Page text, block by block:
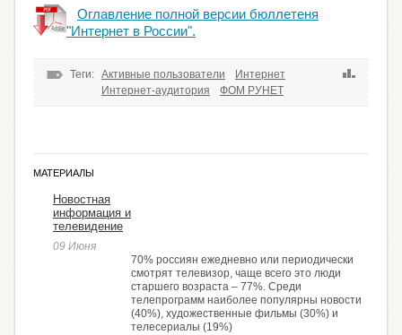
Оглавление полной версии бюллетеня
"Интернет в России".
Теги: Активные пользователи
Интернет
Интернет-аудитория
ФОМ РУНЕТ
МАТЕРИАЛЫ
Новостная
информация и
телевидение
09 Июня
70% россиян ежедневно или периодически
смотрят телевизор, чаще всего это люди
старшего возраста – 77%. Среди
телепрограмм наиболее популярны новости
(40%), художественные фильмы (30%) и
телесериалы (19%)